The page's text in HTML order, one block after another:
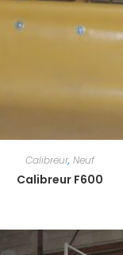
Calibreur, Neuf
Calibreur F600